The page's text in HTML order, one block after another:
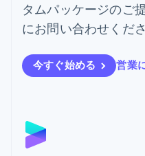
タムパッケージのご
にお問い合わせくださ
今すぐ始める 営業
ハンガリー
English
EnglishSvenska
ブラジル
ブルガリア
English